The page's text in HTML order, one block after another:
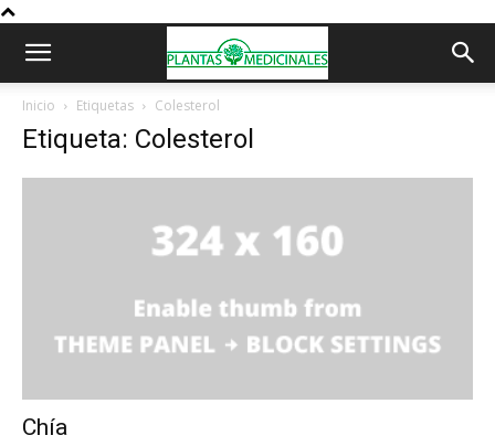
Inicio Etiquetas Colesterol
Etiqueta: Colesterol
Chía